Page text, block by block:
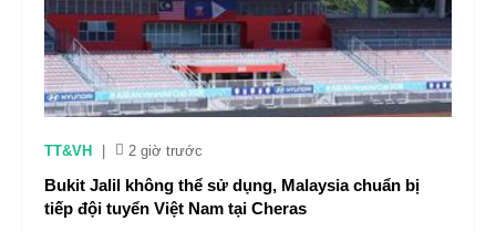
TT&VH 2 giờ trước
Bukit Jalil không thể sử dụng, Malaysia chuẩn bị
tiếp đội tuyển Việt Nam tại Cheras